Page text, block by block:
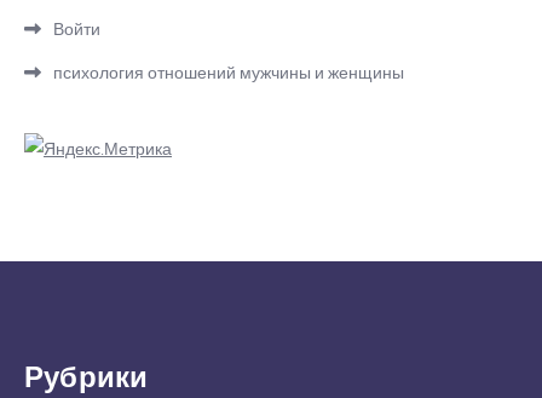
Войти
психология отношений мужчины и женщины
Рубрики